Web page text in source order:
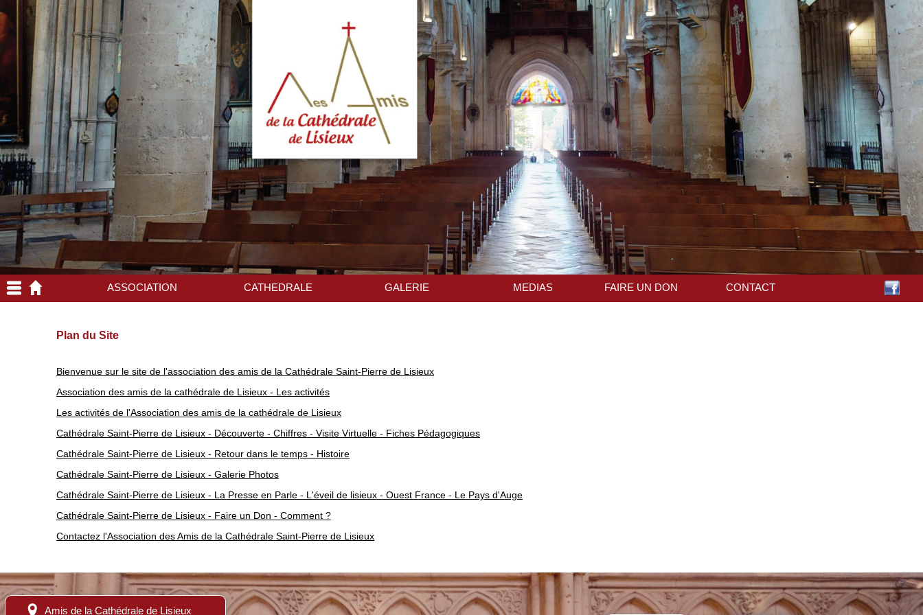
ASSOCIATION
Association
CATHEDRALE
Découverte
GALERIE MEDIAS FAIRE UN DON CONTACT
Plan du Site
Bienvenue sur le site de l'association des amis de la Cathédrale Saint-Pierre de Lisieux
Association des amis de la cathédrale de Lisieux - Les activités
Les activités de l'Association des amis de la cathédrale de Lisieux
Cathédrale Saint-Pierre de Lisieux - Découverte - Chiffres - Visite Virtuelle - Fiches Pédagogiques
Cathédrale Saint-Pierre de Lisieux - Retour dans le temps - Histoire
Cathédrale Saint-Pierre de Lisieux - Galerie Photos
Cathédrale Saint-Pierre de Lisieux - La Presse en Parle - L'éveil de lisieux - Ouest France - Le Pays d'Auge
Cathédrale Saint-Pierre de Lisieux - Faire un Don - Comment ?
Contactez l'Association des Amis de la Cathédrale Saint-Pierre de Lisieux
Amis de la Cathédrale de Lisieux